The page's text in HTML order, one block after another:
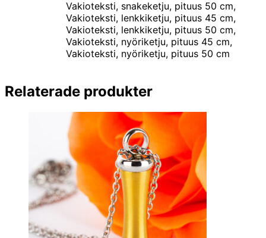
Vakioteksti, snakeketju, pituus 50 cm,
Vakioteksti, lenkkiketju, pituus 45 cm,
Vakioteksti, lenkkiketju, pituus 50 cm,
Vakioteksti, nyöriketju, pituus 45 cm,
Vakioteksti, nyöriketju, pituus 50 cm
Relaterade produkter